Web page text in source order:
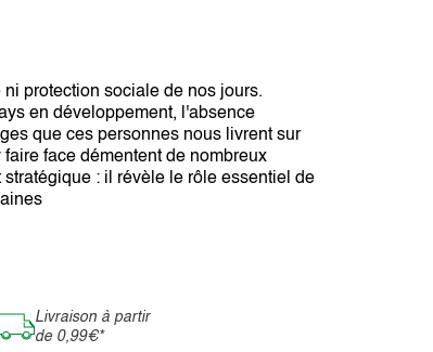
protection sociale de nos jours.
en développement, l'absence
que ces personnes nous livrent sur
face démentent de nombreux
: il révèle le rôle essentiel de
Livraison à partir
de 0,99€*